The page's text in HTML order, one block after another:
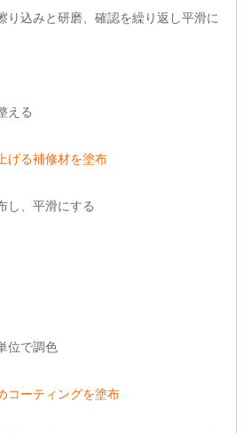
り込みと研磨、確認を繰り返し平滑に
える
げる補修材を塗布
し、平滑にする
位で調色
コーティングを塗布